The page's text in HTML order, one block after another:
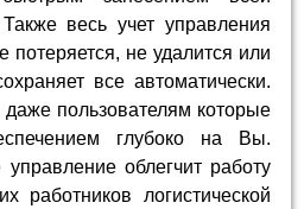
весь учет управления
потеряется, не удалится или
все автоматически.
пользователям которые
глубоко на Вы.
облегчит работу
работников логистической